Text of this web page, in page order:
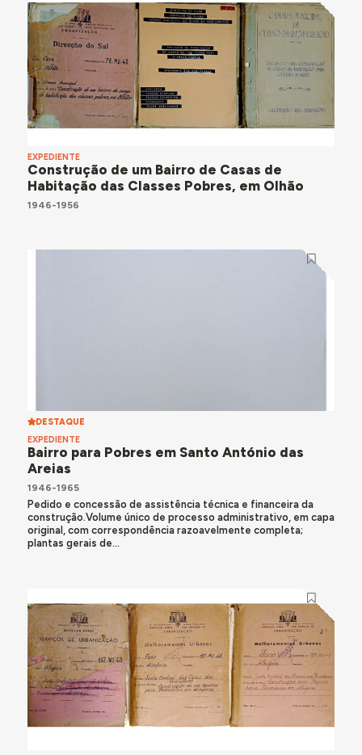
EXPEDIENTE
Construção de um Bairro de Casas de
Habitação das Classes Pobres, em Olhão
1946-1956
DESTAQUE
EXPEDIENTE
Bairro para Pobres em Santo António das
Areias
1946-1965
Pedido e concessão de assistência técnica e financeira da
construção.Volume único de processo administrativo, em capa
original, com correspondência razoavelmente completa;
plantas gerais de...